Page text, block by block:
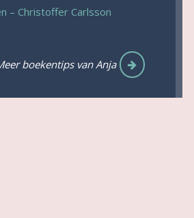
– Christoffer Carlsson
boekentips van Anja